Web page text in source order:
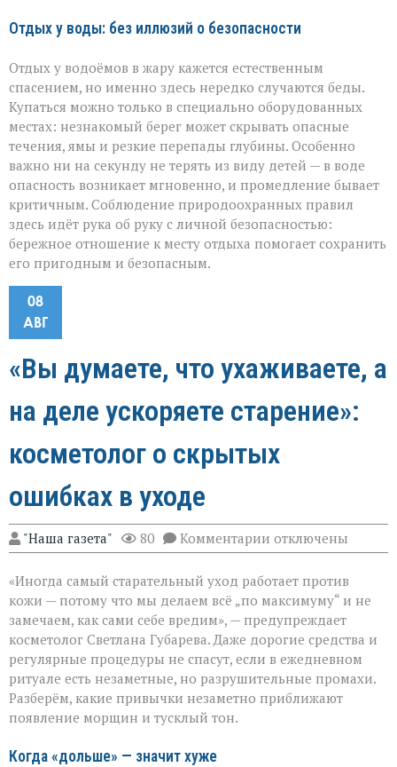
Отдых у воды: без иллюзий о безопасности
Отдых у водоёмов в жару кажется естественным
спасением, но именно здесь нередко случаются беды.
Купаться можно только в специально оборудованных
местах: незнакомый берег может скрывать опасные
течения, ямы и резкие перепады глубины. Особенно
важно ни на секунду не терять из виду детей — в воде
опасность возникает мгновенно, и промедление бывает
критичным. Соблюдение природоохранных правил
здесь идёт рука об руку с личной безопасностью:
бережное отношение к месту отдыха помогает сохранить
его пригодным и безопасным.
08
АВГ
«Вы думаете, что ухаживаете, а
на деле ускоряете старение»:
косметолог о скрытых
ошибках в уходе
"Наша газета" 80 Комментарии к
записи
думаете,
что
ухаживаете,
а
на
деле
ускоряете
старение»:
косметолог
отключены
«Иногда самый старательный уход работает против
кожи — потому что мы делаем всё „по максимуму“ и не
замечаем, как сами себе вредим», — предупреждает
косметолог Светлана Губарева. Даже дорогие средства и
регулярные процедуры не спасут, если в ежедневном
ритуале есть незаметные, но разрушительные промахи.
Разберём, какие привычки незаметно приближают
появление морщин и тусклый тон.
Когда «дольше» — значит хуже